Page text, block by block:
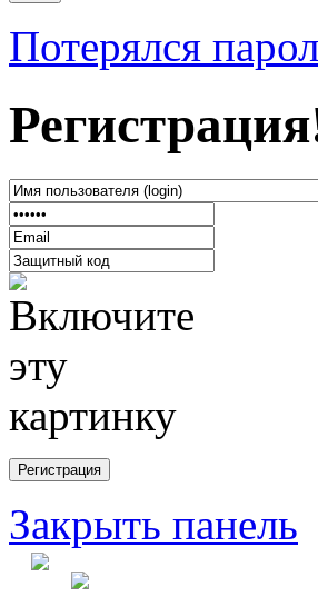
Потерялся
Закрыть панель